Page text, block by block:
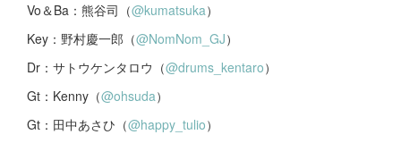
Vo＆Ba：熊谷司（@kumatsuka）
Key：野村慶一郎（@NomNom_GJ）
Dr：サトウケンタロウ（@drums_kentaro）
Gt：Kenny（@ohsuda）
Gt：田中あさひ（@happy_tulio）